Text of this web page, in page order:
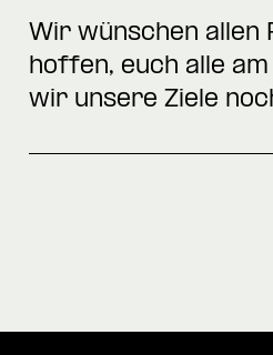
Wir wünschen allen
hoffen, euch alle
wir unsere Ziele